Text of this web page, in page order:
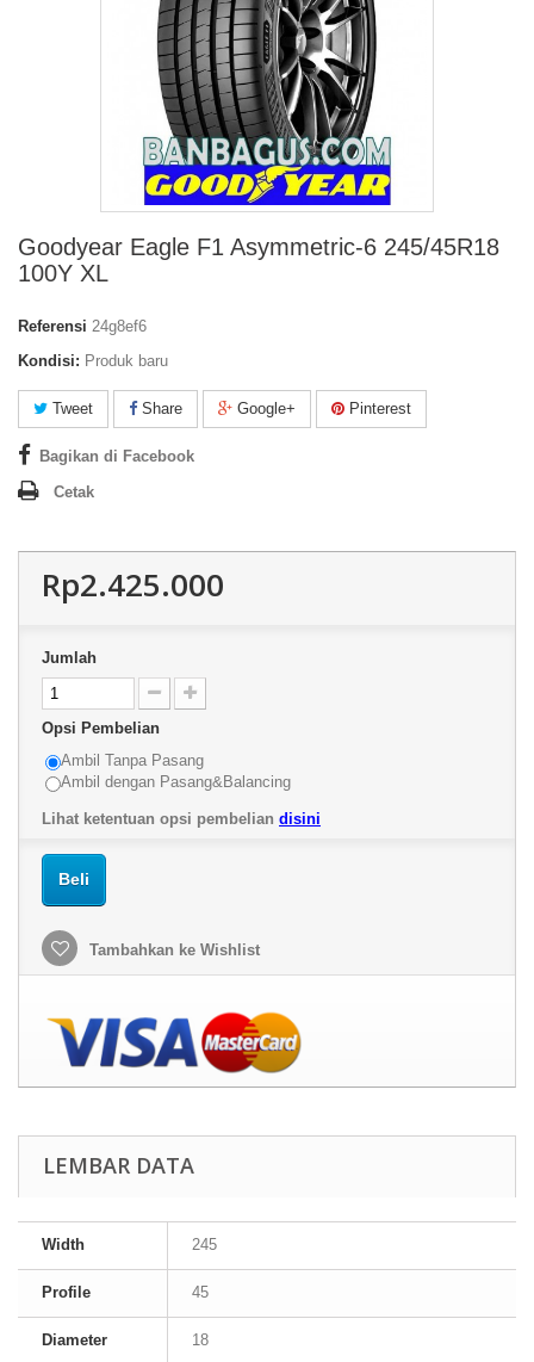
Goodyear Eagle F1 Asymmetric-6 245/45R18
100Y XL
Referensi 24g8ef6
Kondisi: Produk baru
Tweet Share Google+ Pinterest
Bagikan di Facebook
Cetak
Rp2.425.000
Jumlah
Opsi Pembelian
Ambil Tanpa Pasang
Ambil dengan Pasang&Balancing
Lihat ketentuan opsi pembelian disini
Beli
Tambahkan ke Wishlist
LEMBAR DATA
Width 245
Profile 45
Diameter 18